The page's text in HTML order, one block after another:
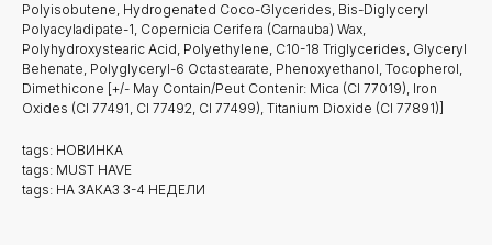
Polyisobutene, Hydrogenated Coco-Glycerides, Bis-Diglyceryl
Polyacyladipate-1, Copernicia Cerifera (Carnauba) Wax,
Polyhydroxystearic Acid, Polyethylene, C10-18 Triglycerides, Glyceryl
Behenate, Polyglyceryl-6 Octastearate, Phenoxyethanol, Tocopherol,
Dimethicone [+/- May Contain/Peut Contenir: Mica (CI 77019), Iron
Oxides (CI 77491, CI 77492, CI 77499), Titanium Dioxide (CI 77891)]
tags: НОВИНКА
tags: MUST HAVE
tags: НА ЗАКАЗ 3-4 НЕДЕЛИ